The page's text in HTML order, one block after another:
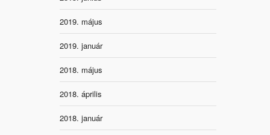
2019. május
2019. január
2018. május
2018. április
2018. január